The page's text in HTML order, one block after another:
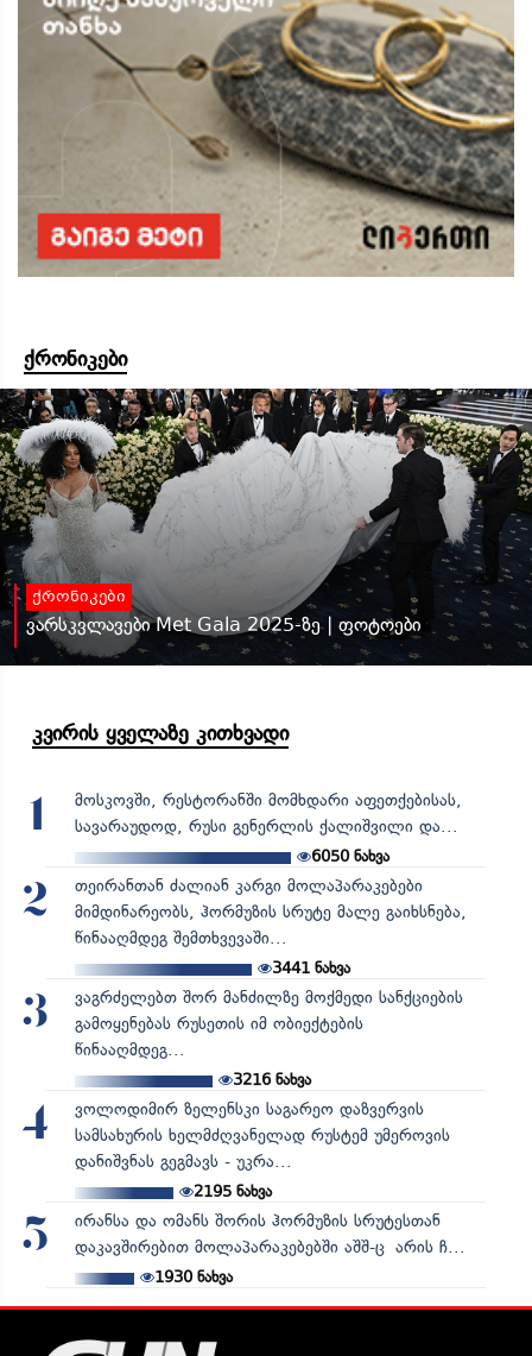
ქრონიკები
ქრონიკები
ვარსკვლავები Met Gala 2025-ზე | ფოტოები
კვირის ყველაზე კითხვადი
1
მოსკოვში, რესტორანში მომხდარი აფეთქებისას,
სავარაუდოდ, რუსი გენერლის ქალიშვილი და...
6050ნახვა
2
თეირანთან ძალიან კარგი მოლაპარაკებები
მიმდინარეობს, ჰორმუზის სრუტე მალე გაიხსნება,
წინააღმდეგ შემთხვევაში...
3441ნახვა
3
ვაგრძელებთ შორ მანძილზე მოქმედი სანქციების
გამოყენებას რუსეთის იმ ობიექტების
წინააღმდეგ...
3216ნახვა
4
ვოლოდიმირ ზელენსკი საგარეო დაზვერვის
სამსახურის ხელმძღვანელად რუსტემ უმეროვის
დანიშვნას გეგმავს - უკრა...
2195ნახვა
5
ირანსა და ომანს შორის ჰორმუზის სრუტესთან
დაკავშირებით მოლაპარაკებებში აშშ-ც არის ჩ...
1930ნახვა